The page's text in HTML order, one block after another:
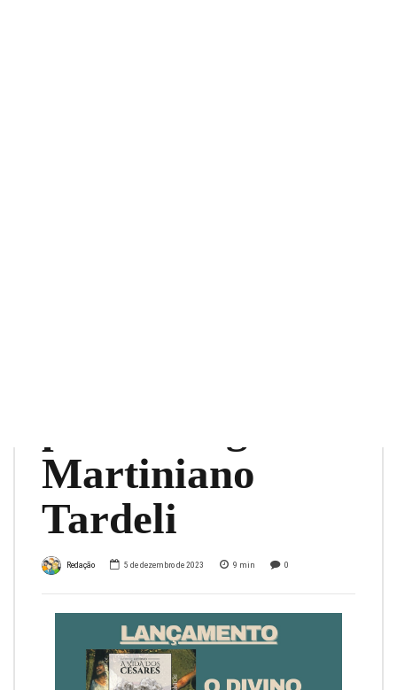
Martiniano
Tardeli
Redação 5 de dezembro de 2023 9 min 0